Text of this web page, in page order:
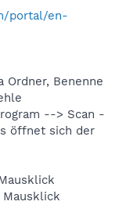
portal/en-
Ordner, Benenne
--> Scan -
öffnet sich der